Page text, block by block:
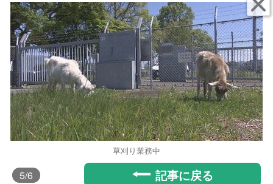
草刈り業務中
5/6 記事に戻る